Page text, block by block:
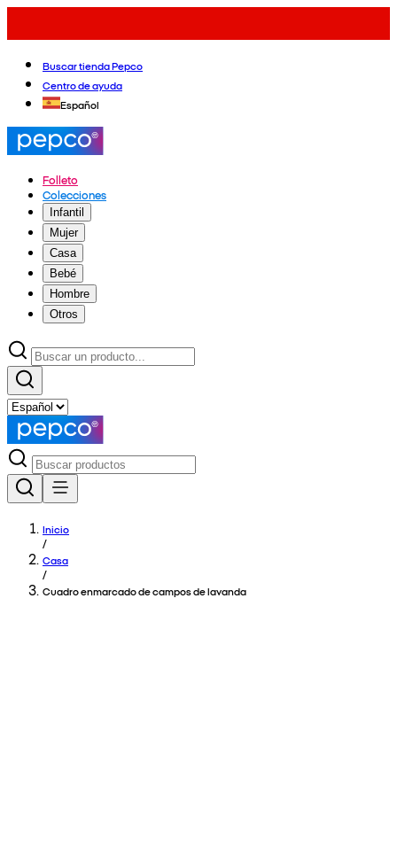
Buscar tienda Pepco
Centro de ayuda
Español
Folleto
Colecciones
Infantil
Mujer
Casa
Bebé
Hombre
Otros
Inicio
/
Casa
/
Cuadro enmarcado de campos de lavanda